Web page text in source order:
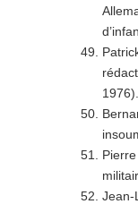
1976).
Jean-